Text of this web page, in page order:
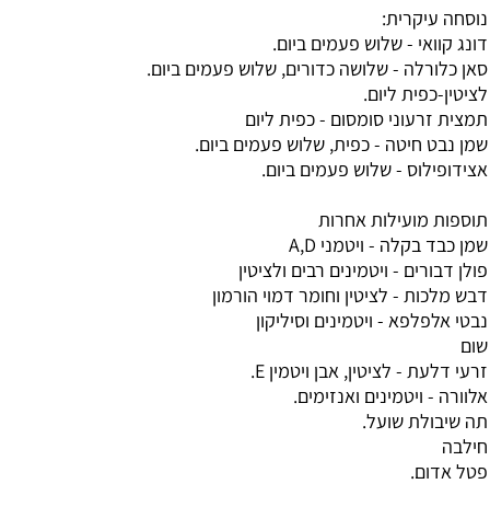
נוסחה עיקרית:
דונג קוואי - שלוש פעמים ביום.
סאן כלורלה - שלושה כדורים, שלוש פעמים ביום.
לציטין-כפית ליום.
תמצית זרעוני סומסום - כפית ליום
שמן נבט חיטה - כפית, שלוש פעמים ביום.
אצידופילוס - שלוש פעמים ביום.
תוספות מועילות אחרות
שמן כבד בקלה - ויטמני A,D
פולן דבורים - ויטמינים רבים ולציטין
דבש מלכות - לציטין וחומר דמוי הורמון
נבטי אלפלפא - ויטמינים וסיליקון
שום
זרעי דלעת - לציטין, אבן ויטמין E.
אלוורה - ויטמינים ואנזימים.
תה שיבולת שועל.
חילבה
פטל אדום.